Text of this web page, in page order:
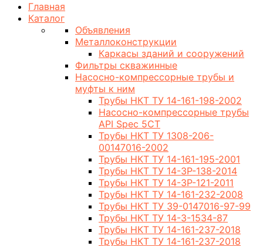
Главная
Каталог
Объявления
Металлоконструкции
Каркасы зданий и сооружений
Фильтры скважинные
Насосно-компрессорные трубы и
муфты к ним
Трубы НКТ ТУ 14-161-198-2002
Насосно-компрессорные трубы
API Spec 5CT
Трубы НКТ ТУ 1308-206-
00147016-2002
Трубы НКТ ТУ 14-161-195-2001
Трубы НКТ ТУ 14-3Р-138-2014
Трубы НКТ ТУ 14-3Р-121-2011
Трубы НКТ ТУ 14-161-232-2008
Трубы НКТ ТУ 39-0147016-97-99
Трубы НКТ ТУ 14-3-1534-87
Трубы НКТ ТУ 14-161-237-2018
Трубы НКТ ТУ 14-161-237-2018